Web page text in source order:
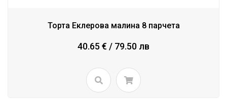
Торта Еклерова малина 8 парчета
40.65 € / 79.50 лв